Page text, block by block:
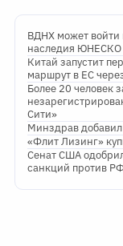
ВДНХ может войти
наследия ЮНЕСКО
Китай запустит
маршрут в ЕС
Более 20 человек
Сити»
Минздрав
«Флит Лизинг»
Сенат США
санкций против